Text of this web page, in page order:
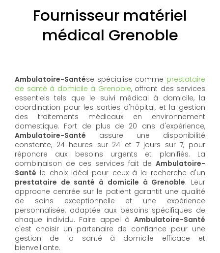
Fournisseur matériel
médical Grenoble
Ambulatoire-Santése spécialise comme prestataire
de santé à domicile à Grenoble, offrant des services
essentiels tels que le suivi médical à domicile, la
coordination pour les sorties d'hôpital, et la gestion
des traitements médicaux en environnement
domestique. Fort de plus de 20 ans d'expérience,
Ambulatoire-Santé assure une disponibilité
constante, 24 heures sur 24 et 7 jours sur 7, pour
répondre aux besoins urgents et planifiés. La
combinaison de ces services fait de Ambulatoire-
Santé le choix idéal pour ceux à la recherche d'un
prestataire de santé à domicile à Grenoble. Leur
approche centrée sur le patient garantit une qualité
de soins exceptionnelle et une expérience
personnalisée, adaptée aux besoins spécifiques de
chaque individu. Faire appel à Ambulatoire-Santé
c'est choisir un partenaire de confiance pour une
gestion de la santé à domicile efficace et
bienveillante.